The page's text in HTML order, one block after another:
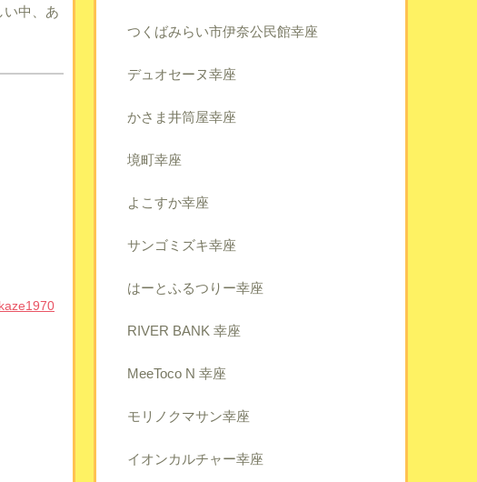
い中、あ
つくばみらい市伊奈公民館幸座
デュオセーヌ幸座
かさま井筒屋幸座
境町幸座
よこすか幸座
サンゴミズキ幸座
はーとふるつりー幸座
RIVER BANK 幸座
MeeToco N 幸座
モリノクマサン幸座
イオンカルチャー幸座